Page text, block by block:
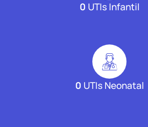
0 UTIs Infantil
0 UTIs Neonatal